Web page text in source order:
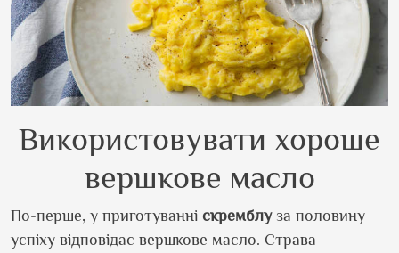
Використовувати хороше
вершкове масло
По-перше, у приготуванні скремблуза половину
успіху відповідає вершкове масло. Страва